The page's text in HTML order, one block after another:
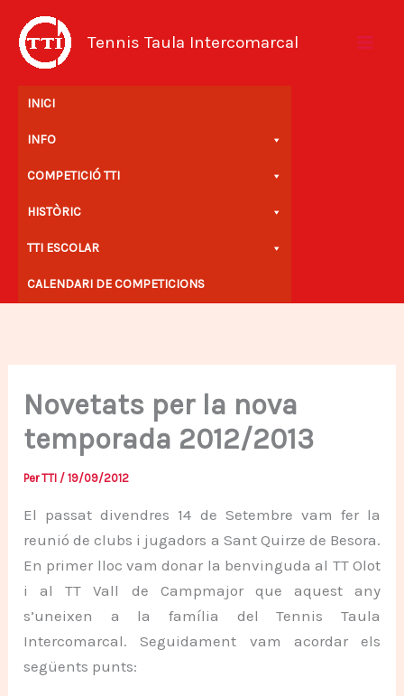
contingut
Tennis Taula Intercomarcal
INICI
INFO
COMPETICIÓ TTI
HISTÒRIC
TTI ESCOLAR
CALENDARI DE COMPETICIONS
Novetats per la nova
temporada 2012/2013
Per TTI /19/09/2012
El passat divendres 14 de Setembre vam fer la
reunió de clubs i jugadors a Sant Quirze de Besora.
En primer lloc vam donar la benvinguda al TT Olot
i al TT Vall de Campmajor que aquest any
s’uneixen a la família del Tennis Taula
Intercomarcal. Seguidament vam acordar els
següents punts: